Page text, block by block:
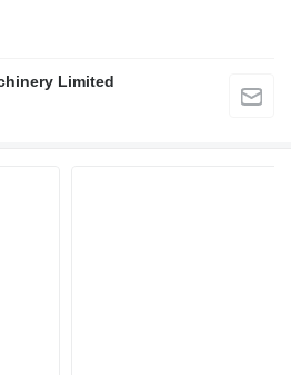
Limited